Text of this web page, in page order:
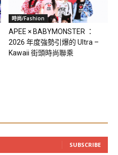
時尚/Fashion
APEE × BABYMONSTER ：
2026 年度強勢引爆的 Ultra –
Kawaii 街頭時尚聯乘
SUBSCRIBE